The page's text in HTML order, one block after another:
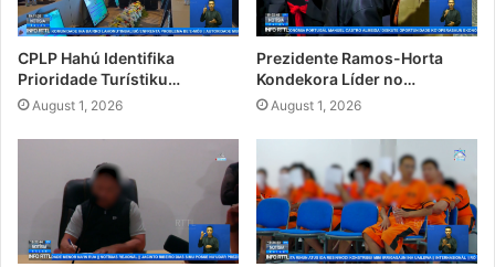
CPLP Hahú Identifika
Prioridade Turístiku…
August 1, 2026
Prezidente Ramos-Horta
Kondekora Líder no…
August 1, 2026